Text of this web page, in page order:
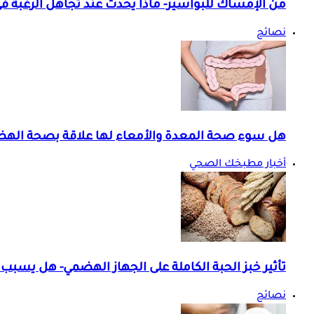
من الإمساك للبواسير- ماذا يحدث عند تجاهل الرغبة في
نصائح
هل سوء صحة المعدة والأمعاء لها علاقة بصحة
أخبار مطبخك الصحي
تأثير خبز الحبة الكاملة على الجهاز الهضمي- هل
نصائح